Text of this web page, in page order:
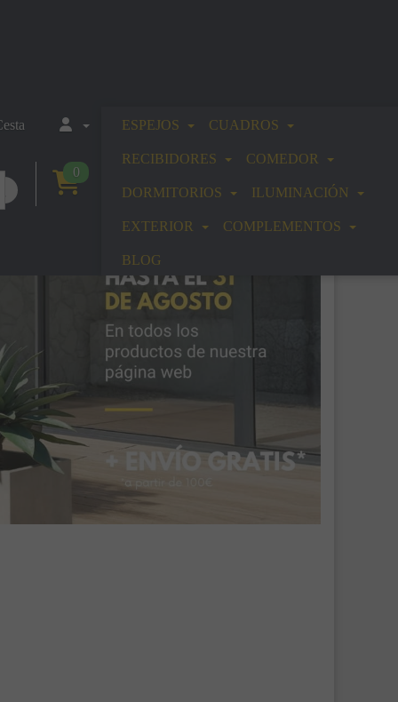
0
ESPEJOS CUADROS
RECIBIDORES COMEDOR
DORMITORIOS ILUMINACIÓN
EXTERIOR COMPLEMENTOS
BLOG